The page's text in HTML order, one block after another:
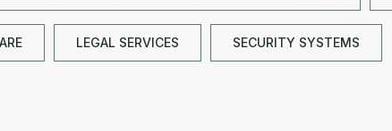
LEGAL SERVICES SECURITY SYSTEMS